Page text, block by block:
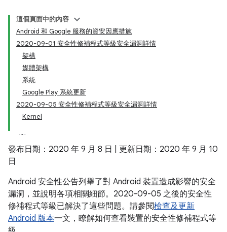
這個頁面中的內容
Android 和 Google 服務的資安因應措施
2020-09-01 安全性修補程式等級安全漏洞詳情
架構
媒體架構
系統
Google Play 系統更新
2020-09-05 安全性修補程式等級安全漏洞詳情
Kernel
發布日期：2020 年 9 月 8 日 | 更新日期：2020 年 9 月 10
日
Android 安全性公告列舉了對 Android 裝置造成影響的安全
漏洞，並說明各項相關細節。2020-09-05 之後的安全性
修補程式等級已解決了這些問題。請參閱檢查及更新
Android 版本一文，瞭解如何查看裝置的安全性修補程式等